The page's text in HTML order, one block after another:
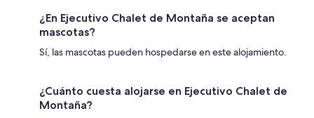
¿En Ejecutivo Chalet de Montaña se aceptan
mascotas?
Sí, las mascotas pueden hospedarse en este alojamiento.
¿Cuánto cuesta alojarse en Ejecutivo Chalet de
Montaña?